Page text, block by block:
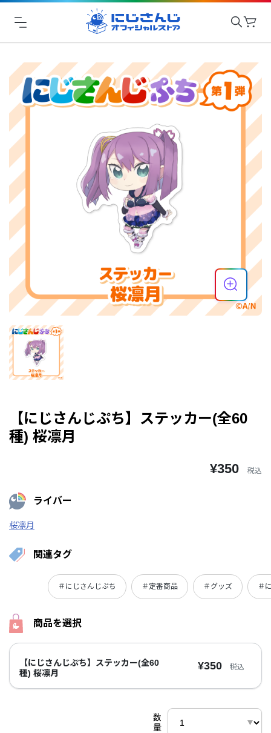
【にじさんじぷち】ステッカー(全60
種) 桜凛月
¥350 税込
ライバー
桜凛月
関連タグ
＃にじさんじぷち ＃定番商品 ＃グッズ ＃
商品を選択
【にじさんじぷち】ステッカー(全60
種) 桜凛月
¥350 税込
数
量